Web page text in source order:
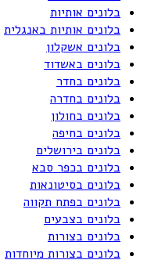
בלונים אותיות
בלונים אותיות באנגלית
בלונים אשקלון
בלונים באשדוד
בלונים בחדר
בלונים בחדרה
בלונים בחולון
בלונים בחיפה
בלונים בירושלים
בלונים בכפר סבא
בלונים בסיטונאות
בלונים בפתח תקווה
בלונים בצבעים
בלונים בצורות
בלונים בצורות מיוחדות